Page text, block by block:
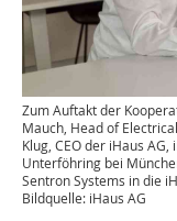
Zum Auftakt der
Mauch, Head of
Klug, CEO der iHaus
Unterföhring bei
Sentron Systems in die
Bildquelle: iHaus AG